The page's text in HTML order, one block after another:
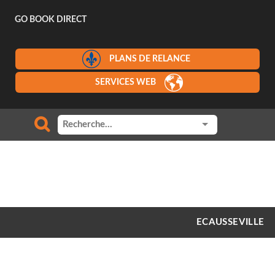
GO BOOK DIRECT
PLANS DE RELANCE
SERVICES WEB
ECAUSSEVILLE